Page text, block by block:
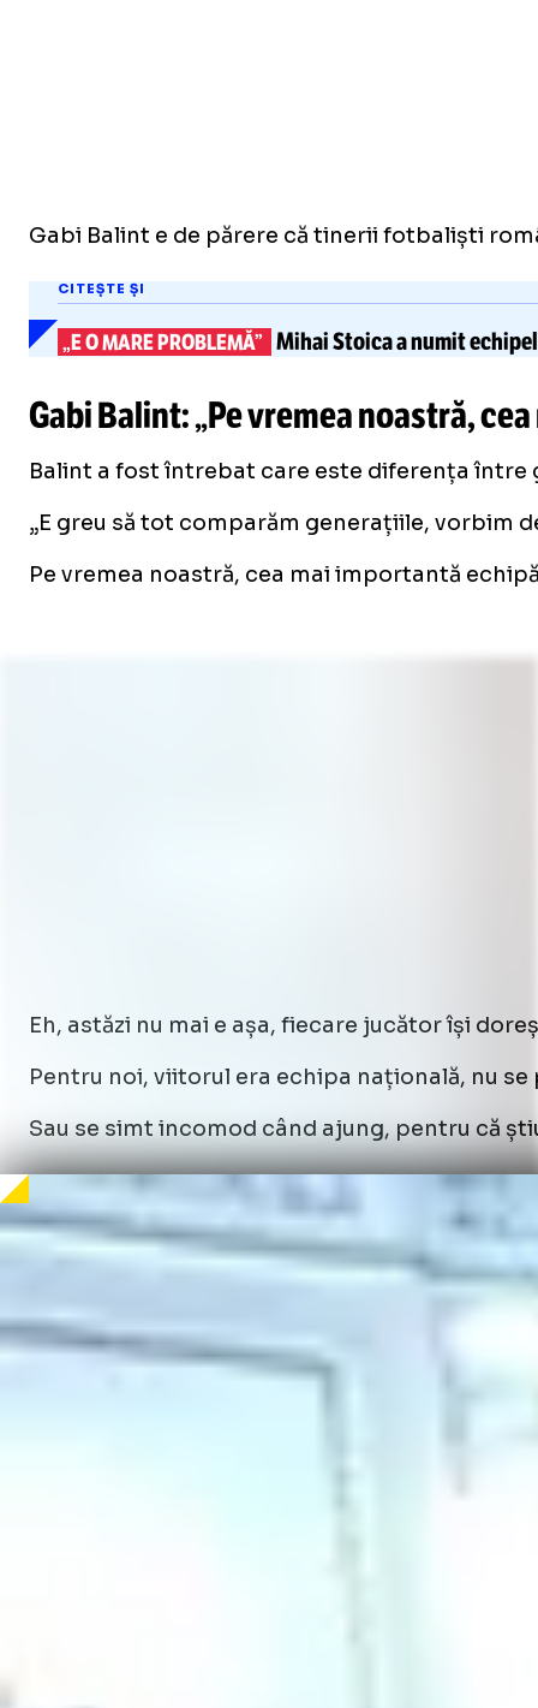
Gabi Balint e de părere că tinerii fotbaliști
CITEȘTE ȘI
„E O MARE PROBLEMĂ” Mihai Stoicaa numit
Gabi Balint: „Pe vremea noastră,
Balint a fost întrebat care este diferența între
„E greu să tot comparăm generațiile, vorbim
Pe vremea noastră, cea mai importantă
Eh, astăzi nu mai e așa, fiecare jucător își
Pentru noi, viitorul era echipa națională, nu
Sau se simt incomod când ajung, pentru că